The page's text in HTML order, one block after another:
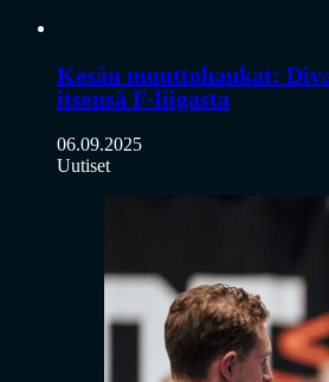
Kesän muuttohaukat:
itsensä F-liigasta
06.09.2025
Uutiset